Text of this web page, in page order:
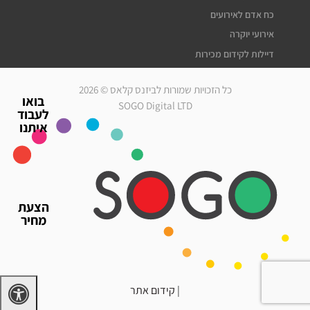
הצעת
מחיר
בואו
לעבוד
איתנו
כח אדם לאירועים
אירועי יוקרה
דיילות לקידום מכירות
מלצרים לאירועים
עוזרי הפקה
גיוס עובדים זמניים
כח אדם לאירועים
כל הזכויות שמורות לביזנס קלאס © 2026
SOGO Digital LTD
| קידום אתר